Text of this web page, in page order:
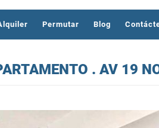
Permutar Blog
. AV 19